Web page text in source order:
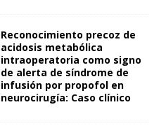
Reconocimiento precoz de
acidosis metabólica
intraoperatoria como signo
de alerta de síndrome de
infusión por propofol en
neurocirugía: Caso clínico